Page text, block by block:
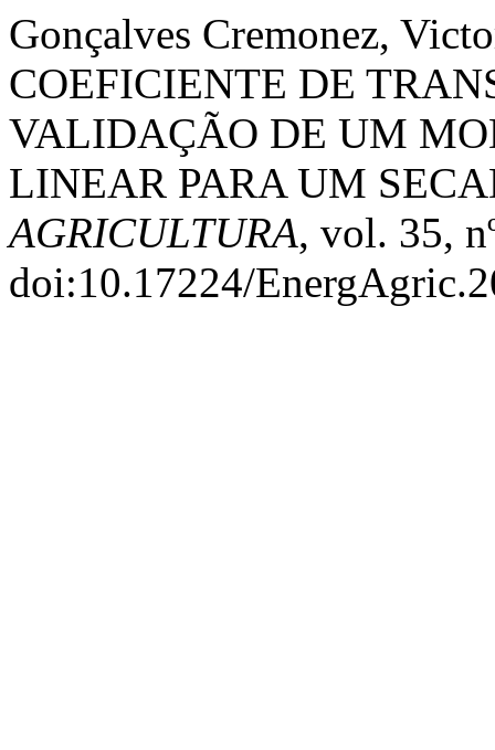
Gonçalves Cremonez,
COEFICIENTE DE
VALIDAÇÃO DE UM
LINEAR PARA UM
AGRICULTURA, vol. 35,
doi:10.17224/